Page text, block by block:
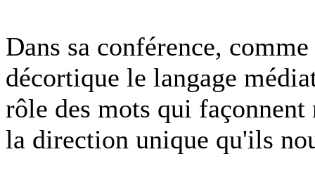
Dans sa conférence,
décortique le langage
rôle des mots qui
la direction unique qu'ils